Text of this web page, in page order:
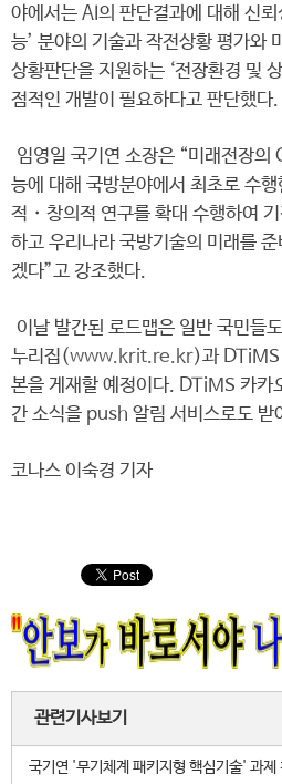
야에서는 AI의 판단결과에 대해 신뢰
능’ 분야의 기술과 작전상황 평가와
상황판단을 지원하는 ‘전장환경 및
점적인 개발이 필요하다고 판단했다.
임영일 국기연 소장은 “미래전장
능에 대해 국방분야에서 최초로 수
적・창의적 연구를 확대 수행하여
하고 우리나라 국방기술의 미래를
겠다”고 강조했다.
이날 발간된 로드맵은 일반 국민들
누리집(www.krit.re.kr)과
본을 게재할 예정이다. DTiMS 카카
간 소식을 push 알림 서비스로도
코나스 이숙경 기자
관련기사보기
국기연 '무기체계 패키지형 핵심기술' 과제